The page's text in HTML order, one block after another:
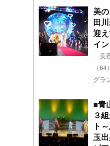
美
田
迎
イ
美
（
グラ
■青
３
ト
玉